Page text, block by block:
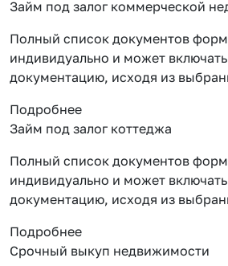
Займ под залог коммерческой
Полный список документов
индивидуально и может
документацию, исходя из
Подробнее
Займ под залог коттеджа
Полный список документов
индивидуально и может
документацию, исходя из
Подробнее
Срочный выкуп недвижимости